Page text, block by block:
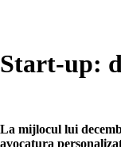
Start-up:
La mijlocul lui
avocatura